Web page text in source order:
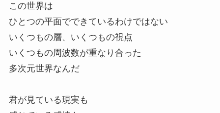
この世界は
ひとつの平面でできているわけではない
いくつもの層、いくつもの視点
いくつもの周波数が重なり合った
多次元世界なんだ
君が見ている現実も